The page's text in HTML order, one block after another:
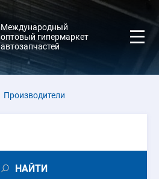
Международный
оптовый гипермаркет
автозапчастей
Производители
НАЙТИ